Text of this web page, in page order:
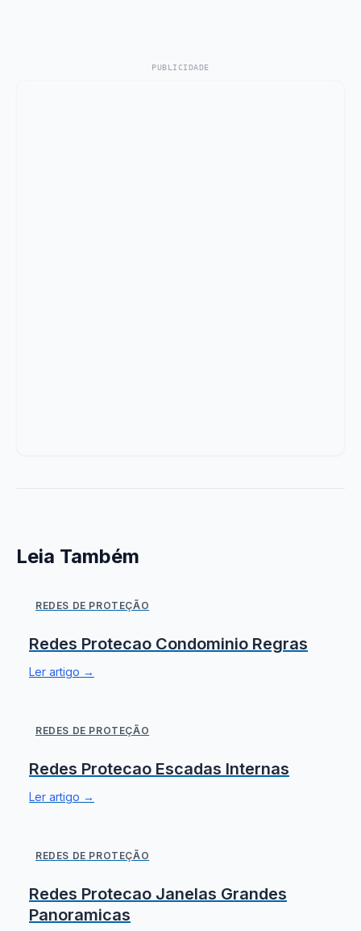
PUBLICIDADE
Leia Também
REDES DE PROTEÇÃO
Redes Protecao Condominio Regras
Ler artigo →
REDES DE PROTEÇÃO
Redes Protecao Escadas Internas
Ler artigo →
REDES DE PROTEÇÃO
Redes Protecao Janelas Grandes
Panoramicas